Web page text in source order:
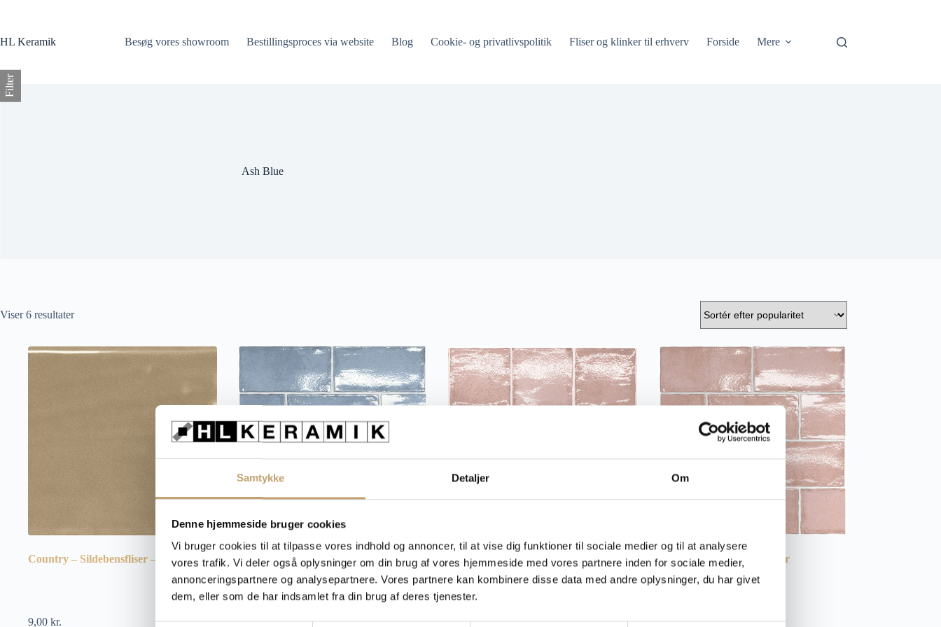
Samtykke Detaljer Om
Denne hjemmeside bruger cookies
Vi bruger cookies til at tilpasse vores indhold og annoncer, til at vise dig funktioner til sociale medier og til at analysere
vores trafik. Vi deler også oplysninger om din brug af vores hjemmeside med vores partnere inden for sociale medier,
annonceringspartnere og analysepartnere. Vores partnere kan kombinere disse data med andre oplysninger, du har givet
dem, eller som de har indsamlet fra din brug af deres tjenester.
HL Keramik
Besøg vores showroom Bestillingsproces via website Blog Cookie- og privatlivspolitik Fliser og klinker til erhverv Forside Mere
Ash Blue
Viser 6 resultaterSorteret
Country – Sildebensfliser – Vægfliser
9,00 kr.
Altea Rectangle – Vægfliser
Pris fra:510,00kr.pr. m²
Altea Square – Vægfliser
Pris fra:510,00kr.pr. m²
Altea Rectangle – Vægfliser
Pris fra:510,00kr.pr. m²
Filter